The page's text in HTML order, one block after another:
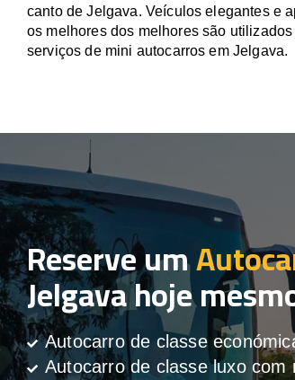
canto de Jelgava. Veículos elegantes e
os melhores dos melhores são
serviços de mini autocarros em Jelgava.
Reserve um
Jelgava hoje
Autocarro de classe
Autocarro de classe luxo com